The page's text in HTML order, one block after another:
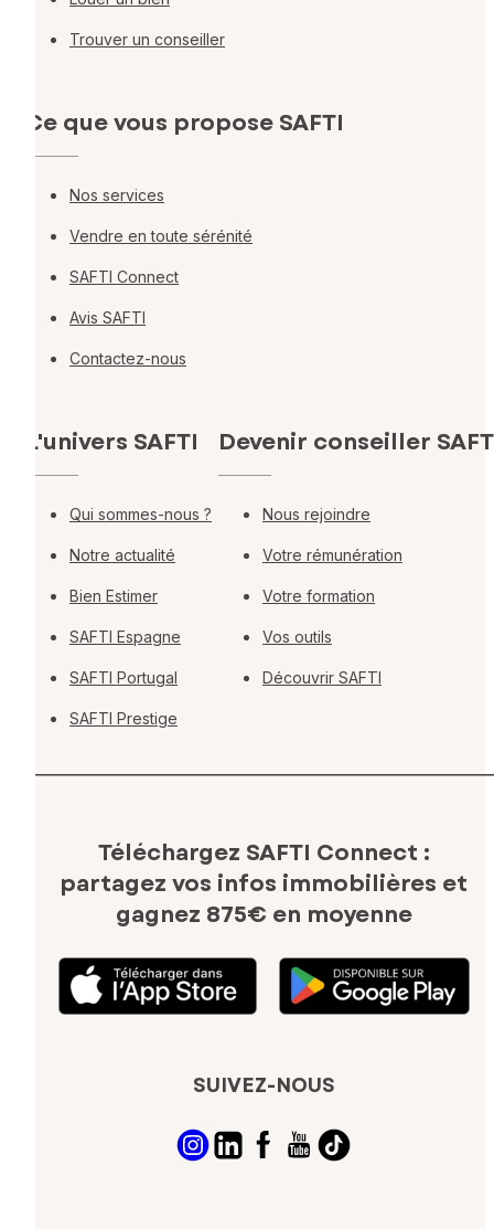
Trouver un conseiller
Ce que vous propose SAFTI
Nos services
Vendre en toute sérénité
SAFTI Connect
Avis SAFTI
Contactez-nous
L'univers SAFTI
Qui sommes-nous ?
Notre actualité
Bien Estimer
SAFTI Espagne
SAFTI Portugal
SAFTI Prestige
Devenir conseiller
Nous rejoindre
Votre rémunération
Votre formation
Vos outils
Découvrir SAFTI
Téléchargez SAFTI Connect :
partagez vos infos immobilières et
gagnez 875€ en moyenne
SUIVEZ-NOUS